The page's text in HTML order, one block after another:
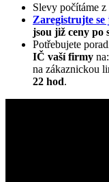
Slevy počítáme z
Zaregistrujte
jsou již ceny po
Potřebujete
IČ vaší firmy na:
na zákaznickou
22 hod.